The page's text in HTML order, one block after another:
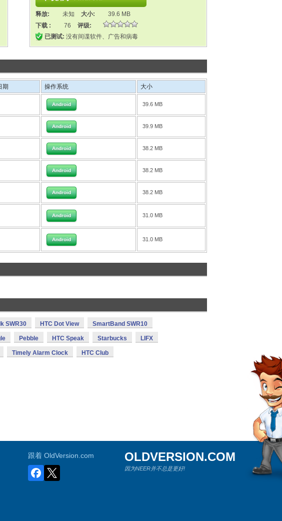
释放: 未知 大小:
39.6 MB
下载 :
76
评级:
已测试: 没有间谍软件、广告和病毒
期 操作系统 大小
Android 39.6 MB
Android 39.9 MB
Android 38.2 MB
Android 38.2 MB
Android 38.2 MB
Android 31.0 MB
Android 31.0 MB
SWR30 HTC Dot View SmartBand SWR10
Pebble HTC Speak Starbucks LIFX
Timely Alarm Clock HTC Club
跟着 OldVersion.com OLDVERSION.COM
因为NEER并不总是更好!